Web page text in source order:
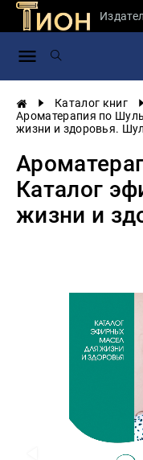
Каталог книг
Ароматерапия по
жизни и здоровья.
Каталог
жизни и
Занимательная
России
Мировая
Экономика
и
Публицистика